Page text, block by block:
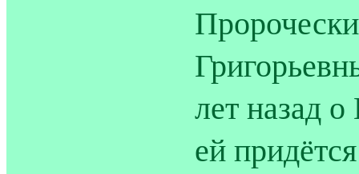
лет назад
ей